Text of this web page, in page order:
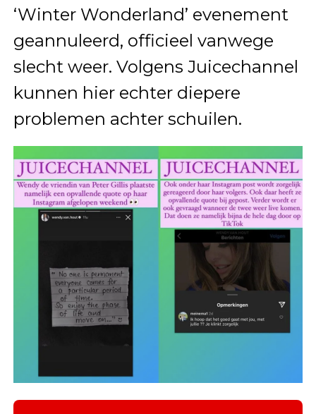
‘Winter Wonderland’ evenement
geannuleerd, officieel vanwege
slecht weer. Volgens Juicechannel
kunnen hier echter diepere
problemen achter schuilen.